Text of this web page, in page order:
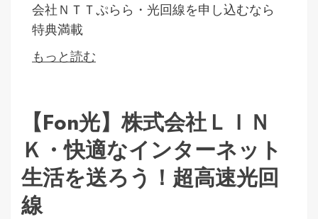
会社ＮＴＴぷらら・光回線を申し込むなら
特典満載
もっと読む
【Fon光】株式会社ＬＩＮ
Ｋ・快適なインターネット
生活を送ろう！超高速光回
線